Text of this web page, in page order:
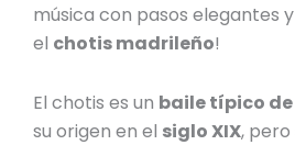
música con pasos elegantes y
el chotis madrileño!
El chotis es un baile típico
su origen en el siglo XIX, pero